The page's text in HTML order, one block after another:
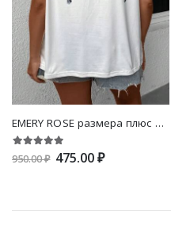
EMERY ROSE размера плюс Футболка с цветочным принтом с v-образным вырезом
950.00 ₽ 475.00 ₽